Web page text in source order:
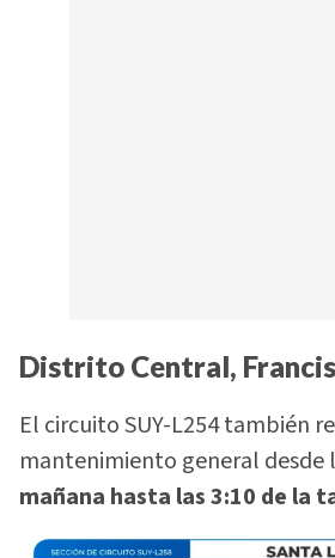
Distrito Central,
El circuito SUY-L254 también
mantenimiento general desde
mañana hasta las 3:10 de la